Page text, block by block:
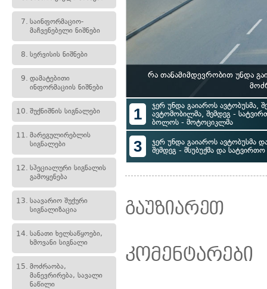
7. საინფორმაციო-
მაჩვენებელი ნიშნები
8. სერვისის ნიშნები
9. დამატებითი
ინფორმაციის ნიშნები
10. შუქნიშნის სიგნალები
11. მარეგულირებლის
სიგნალები
12. სპეციალური სიგნალის
გამოყენება
13. საავარიო შუქური
სიგნალიზაცია
14. სანათი ხელსაწყოები,
ხმოვანი სიგნალი
15. მოძრაობა,
მანევრირება, სავალი
ნაწილი
რა თანამიმდევრობით უნდა
1
ჯერ უნდა გაიაროს ავტობუსმა,
ავტომობილმა, შემდეგ -
ბოლოს - მოტოციკლმა
3
ჯერ უნდა გაიაროს ავტობუსმა
შემდეგ - მსუბუქმა და
გაუზიარეთ
კომენტარები